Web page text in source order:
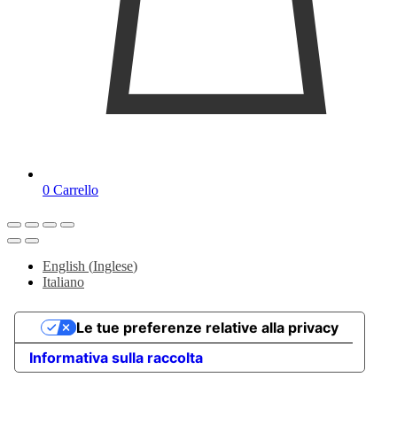
0 Carrello
English (Inglese)
Italiano
Informativa sulla raccolta
Le tue preferenze relative alla privacy